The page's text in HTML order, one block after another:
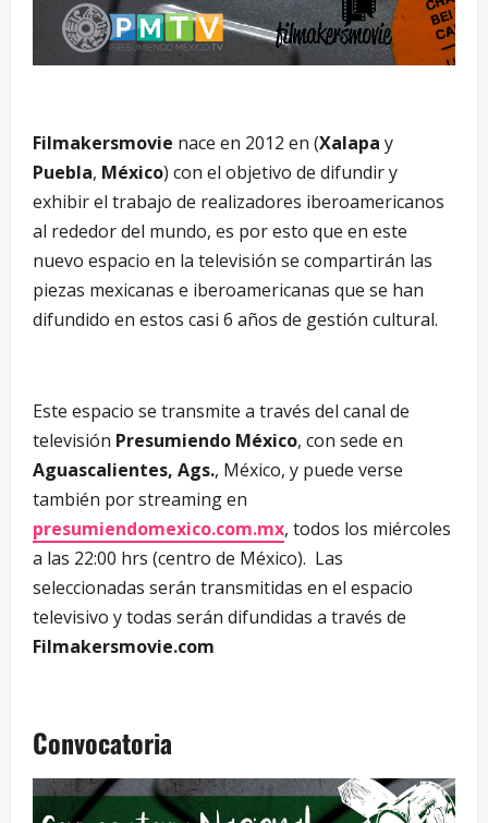
Filmakersmovie nace en 2012 en (Xalapa y
Puebla, México) con el objetivo de difundir y
exhibir el trabajo de realizadores iberoamericanos
al rededor del mundo, es por esto que en este
nuevo espacio en la televisión se compartirán las
piezas mexicanas e iberoamericanas que se han
difundido en estos casi 6 años de gestión cultural.
Este espacio se transmite a través del canal de
televisión Presumiendo México, con sede en
Aguascalientes, Ags., México, y puede verse
también por streaming en
presumiendomexico.com.mx, todos los miércoles
a las 22:00 hrs (centro de México). Las
seleccionadas serán transmitidas en el espacio
televisivo y todas serán difundidas a través de
Filmakersmovie.com
Convocatoria